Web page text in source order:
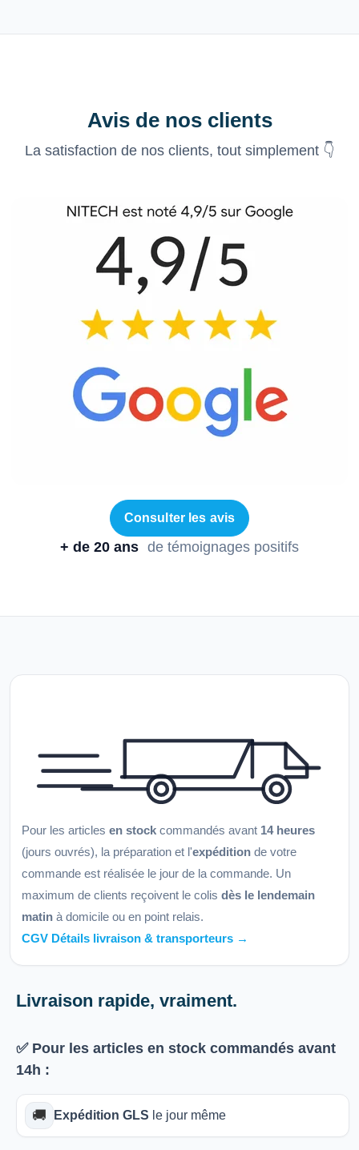
Avis de nos clients
La satisfaction de nos clients, tout simplement 👇
Consulter les avis
+ de 20 ans de témoignages positifs
Pour les articles en stock commandés avant 14 heures
(jours ouvrés), la préparation et l'expédition de votre
commande est réalisée le jour de la commande. Un
maximum de clients reçoivent le colis dès le lendemain
matin à domicile ou en point relais.
CGV Détails livraison & transporteurs →
Livraison rapide, vraiment.
✅ Pour les articles en stock commandés avant
14h :
🚚 Expédition GLS le jour même